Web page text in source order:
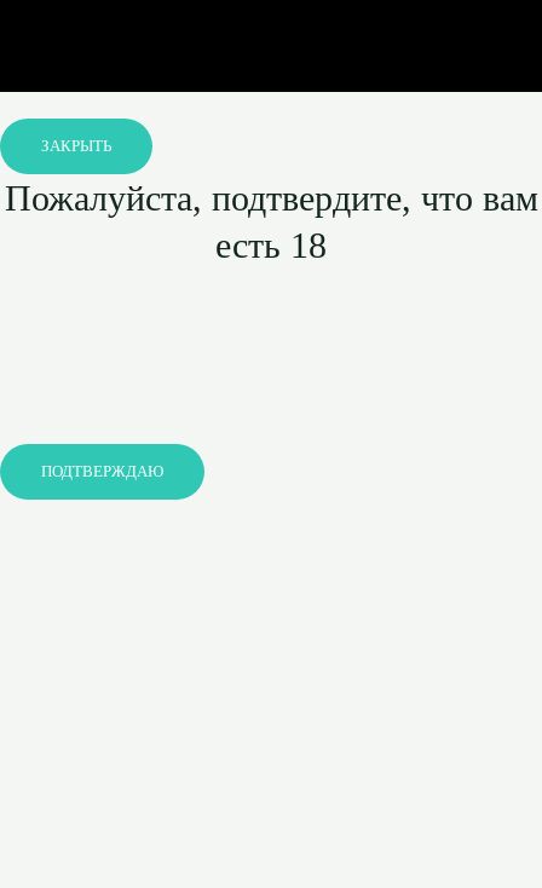
ЗАКРЫТЬ
Пожалуйста, подтвердите, что вам
есть 18
ПОДТВЕРЖДАЮ